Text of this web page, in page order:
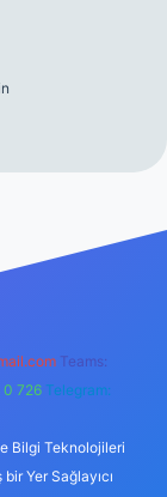
Teams:
0 726 Telegram:
Bilgi Teknolojileri
Yer Sağlayıcı